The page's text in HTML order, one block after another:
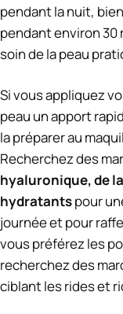
pendant la nuit,
pendant environ 30
soin de la peau
Si vous appliquez
peau un apport
la préparer au
Recherchez des
hyaluronique, de
hydratantspour
journée et pour
vous préférez les
recherchez des
ciblant les rides et